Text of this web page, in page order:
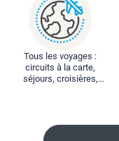
Tous les voyages :
circuits à la carte,
séjours, croisières,